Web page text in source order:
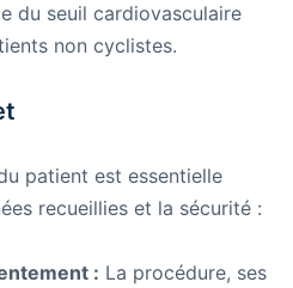
du seuil cardiovasculaire
non cyclistes.
patient est essentielle
recueillies et la sécurité :
: La procédure, ses